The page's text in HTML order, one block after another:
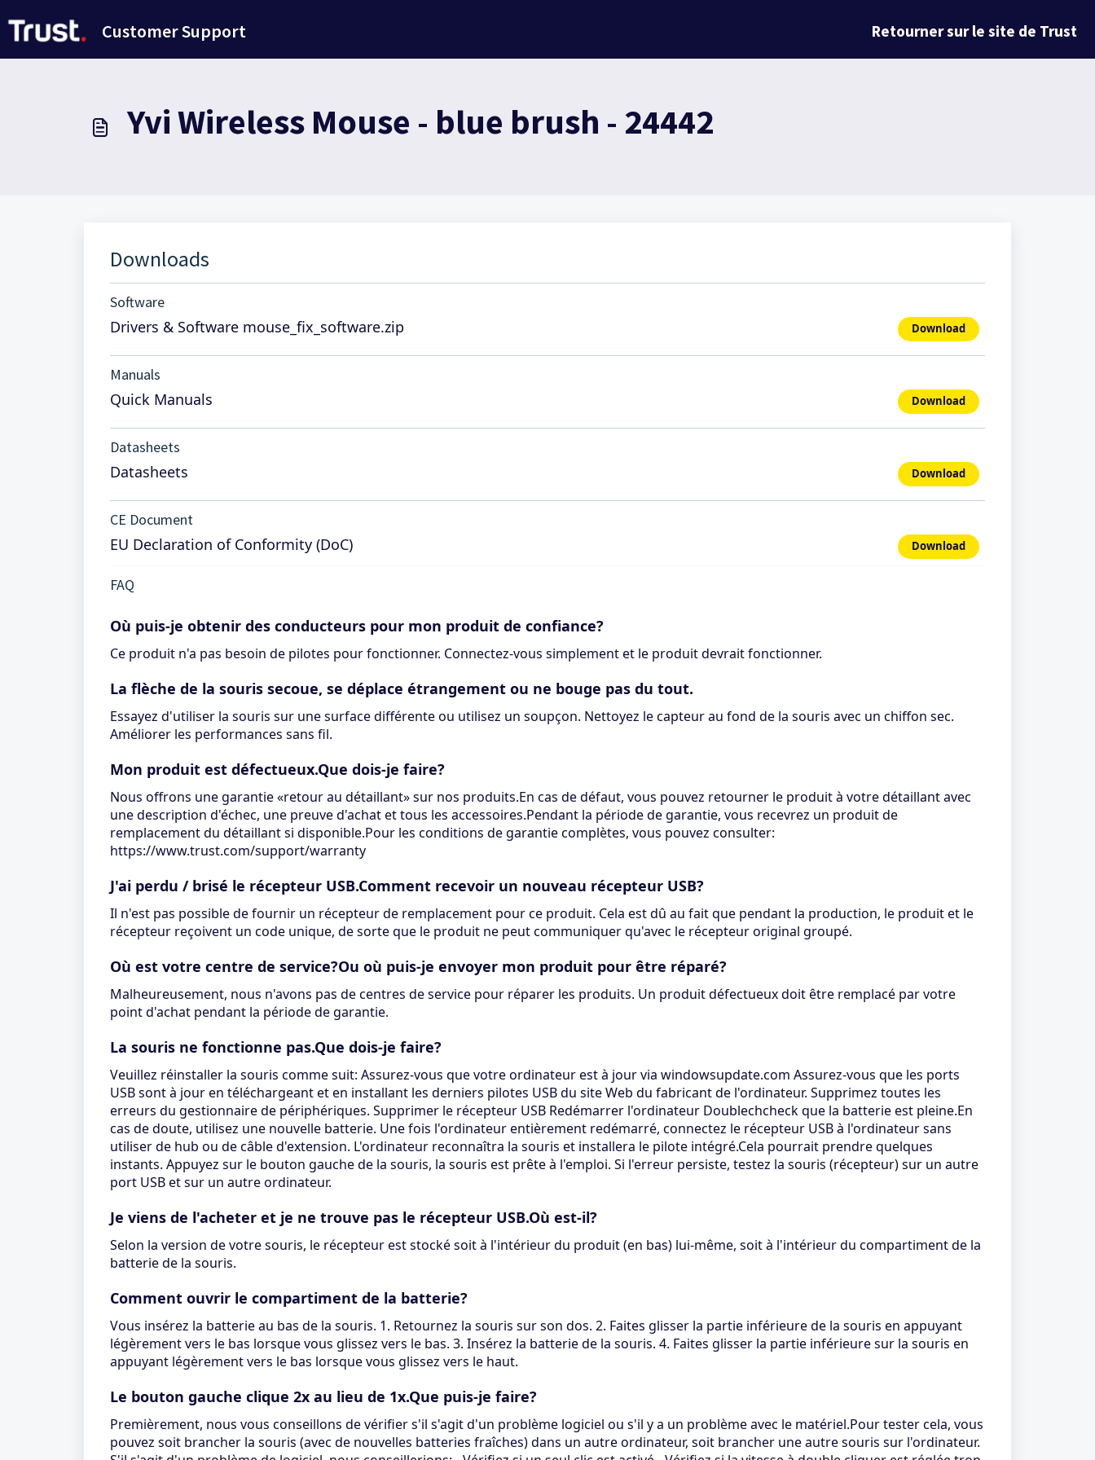
Customer Support Retourner sur le site de Trust
Yvi Wireless Mouse - blue brush - 24442
Downloads
Software
Drivers & Software mouse_fix_software.zip Download
Manuals
Quick Manuals Download
Datasheets
Datasheets Download
CE Document
EU Declaration of Conformity (DoC) Download
FAQ
Où puis-je obtenir des conducteurs pour mon produit de confiance?
Ce produit n'a pas besoin de pilotes pour fonctionner. Connectez-vous simplement et le produit devrait fonctionner.
La flèche de la souris secoue, se déplace étrangement ou ne bouge pas du tout.
Essayez d'utiliser la souris sur une surface différente ou utilisez un soupçon. Nettoyez le capteur au fond de la souris avec un chiffon sec.
Améliorer les performances sans fil.
Mon produit est défectueux.Que dois-je faire?
Nous offrons une garantie «retour au détaillant» sur nos produits.En cas de défaut, vous pouvez retourner le produit à votre détaillant avec
une description d'échec, une preuve d'achat et tous les accessoires.Pendant la période de garantie, vous recevrez un produit de
remplacement du détaillant si disponible.Pour les conditions de garantie complètes, vous pouvez consulter:
https://www.trust.com/support/warranty
J'ai perdu / brisé le récepteur USB.Comment recevoir un nouveau récepteur USB?
Il n'est pas possible de fournir un récepteur de remplacement pour ce produit. Cela est dû au fait que pendant la production, le produit et le
récepteur reçoivent un code unique, de sorte que le produit ne peut communiquer qu'avec le récepteur original groupé.
Où est votre centre de service?Ou où puis-je envoyer mon produit pour être réparé?
Malheureusement, nous n'avons pas de centres de service pour réparer les produits. Un produit défectueux doit être remplacé par votre
point d'achat pendant la période de garantie.
La souris ne fonctionne pas.Que dois-je faire?
Veuillez réinstaller la souris comme suit: Assurez-vous que votre ordinateur est à jour via windowsupdate.com Assurez-vous que les ports
USB sont à jour en téléchargeant et en installant les derniers pilotes USB du site Web du fabricant de l'ordinateur. Supprimez toutes les
erreurs du gestionnaire de périphériques. Supprimer le récepteur USB Redémarrer l'ordinateur Doublechcheck que la batterie est pleine.En
cas de doute, utilisez une nouvelle batterie. Une fois l'ordinateur entièrement redémarré, connectez le récepteur USB à l'ordinateur sans
utiliser de hub ou de câble d'extension. L'ordinateur reconnaîtra la souris et installera le pilote intégré.Cela pourrait prendre quelques
instants. Appuyez sur le bouton gauche de la souris, la souris est prête à l'emploi. Si l'erreur persiste, testez la souris (récepteur) sur un autre
port USB et sur un autre ordinateur.
Je viens de l'acheter et je ne trouve pas le récepteur USB.Où est-il?
Selon la version de votre souris, le récepteur est stocké soit à l'intérieur du produit (en bas) lui-même, soit à l'intérieur du compartiment de la
batterie de la souris.
Comment ouvrir le compartiment de la batterie?
Vous insérez la batterie au bas de la souris. 1. Retournez la souris sur son dos. 2. Faites glisser la partie inférieure de la souris en appuyant
légèrement vers le bas lorsque vous glissez vers le bas. 3. Insérez la batterie de la souris. 4. Faites glisser la partie inférieure sur la souris en
appuyant légèrement vers le bas lorsque vous glissez vers le haut.
Le bouton gauche clique 2x au lieu de 1x.Que puis-je faire?
Premièrement, nous vous conseillons de vérifier s'il s'agit d'un problème logiciel ou s'il y a un problème avec le matériel.Pour tester cela, vous
pouvez soit brancher la souris (avec de nouvelles batteries fraîches) dans un autre ordinateur, soit brancher une autre souris sur l'ordinateur.